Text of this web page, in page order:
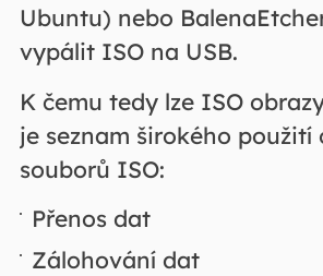
Ubuntu) nebo
vypálit ISO na USB.
K čemu tedy lze ISO
je seznam širokého použití
souborů ISO:
Přenos dat
Zálohování dat